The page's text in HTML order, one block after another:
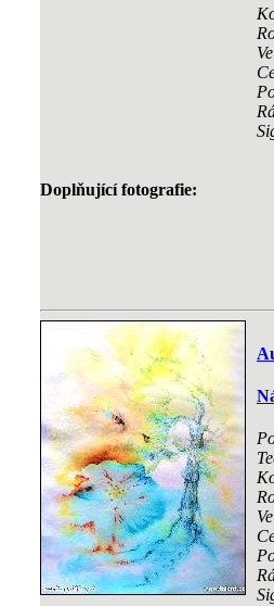
Doplňující fotografie: